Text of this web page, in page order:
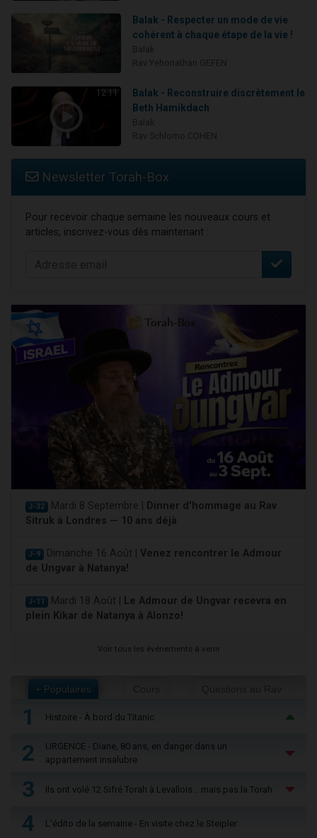
Balak - Respecter un mode de vie
cohérent à chaque étape de la vie !
12:11
Balak - Reconstruire discrètement le
Beth Hamikdach
Newsletter Torah-Box
Pour recevoir chaque semaine les nouveaux cours et
articles, inscrivez-vous dès maintenant :
J-32 Mardi 8 Septembre |
Dinner d'hommage au Rav
Sitruk à Londres — 10 ans déjà
J-9 Dimanche 16 Août | Venez rencontrer le Admour
de Ungvar à Natanya!
J-11 Mardi 18 Août |
Le Admour de Ungvar recevra en
plein Kikar de Natanya à Alonzo!
Voir tous les événements à venir
+ Populaires
1 Histoire - À bord du Titanic
2
URGENCE - Diane, 80 ans, en danger dans un
appartement insalubre
3 Ils ont volé 12 Sifré Torah à Levallois… mais pas la Torah
4 L'édito de la semaine - En visite chez le Steipler